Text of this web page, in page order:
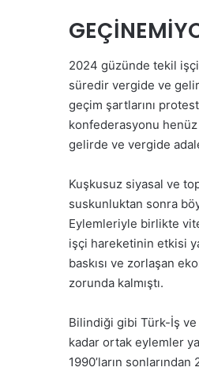
2024 güzünde tekil
süredir vergide ve
geçim şartlarını
konfederasyonu
gelirde ve vergide
Kuşkusuz siyasal ve
suskunluktan sonra
Eylemleriyle birlikte
işçi hareketinin etkisi
baskısı ve zorlaşan
zorunda kalmıştı.
Bilindiği gibi Türk-İş ve
kadar ortak eylemler
1990’ların